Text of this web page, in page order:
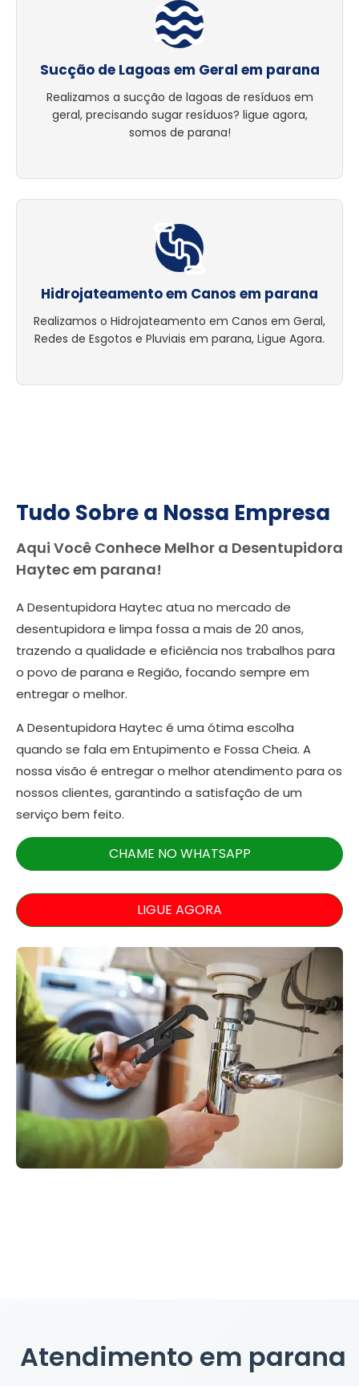
Sucção de Lagoas em Geral em parana
Realizamos a sucção de lagoas de resíduos em
geral, precisando sugar resíduos? ligue agora,
somos de parana!
Hidrojateamento em Canos em parana
Realizamos o Hidrojateamento em Canos em Geral,
Redes de Esgotos e Pluviais em parana, Ligue Agora.
Tudo Sobre a Nossa Empresa
Aqui Você Conhece Melhor a Desentupidora
Haytec em parana!
A Desentupidora Haytec atua no mercado de
desentupidora e limpa fossa a mais de 20 anos,
trazendo a qualidade e eficiência nos trabalhos para
o povo de parana e Região, focando sempre em
entregar o melhor.
A Desentupidora Haytec é uma ótima escolha
quando se fala em Entupimento e Fossa Cheia. A
nossa visão é entregar o melhor atendimento para os
nossos clientes, garantindo a satisfação de um
serviço bem feito.
CHAME NO WHATSAPP
LIGUE AGORA
Atendimento em parana